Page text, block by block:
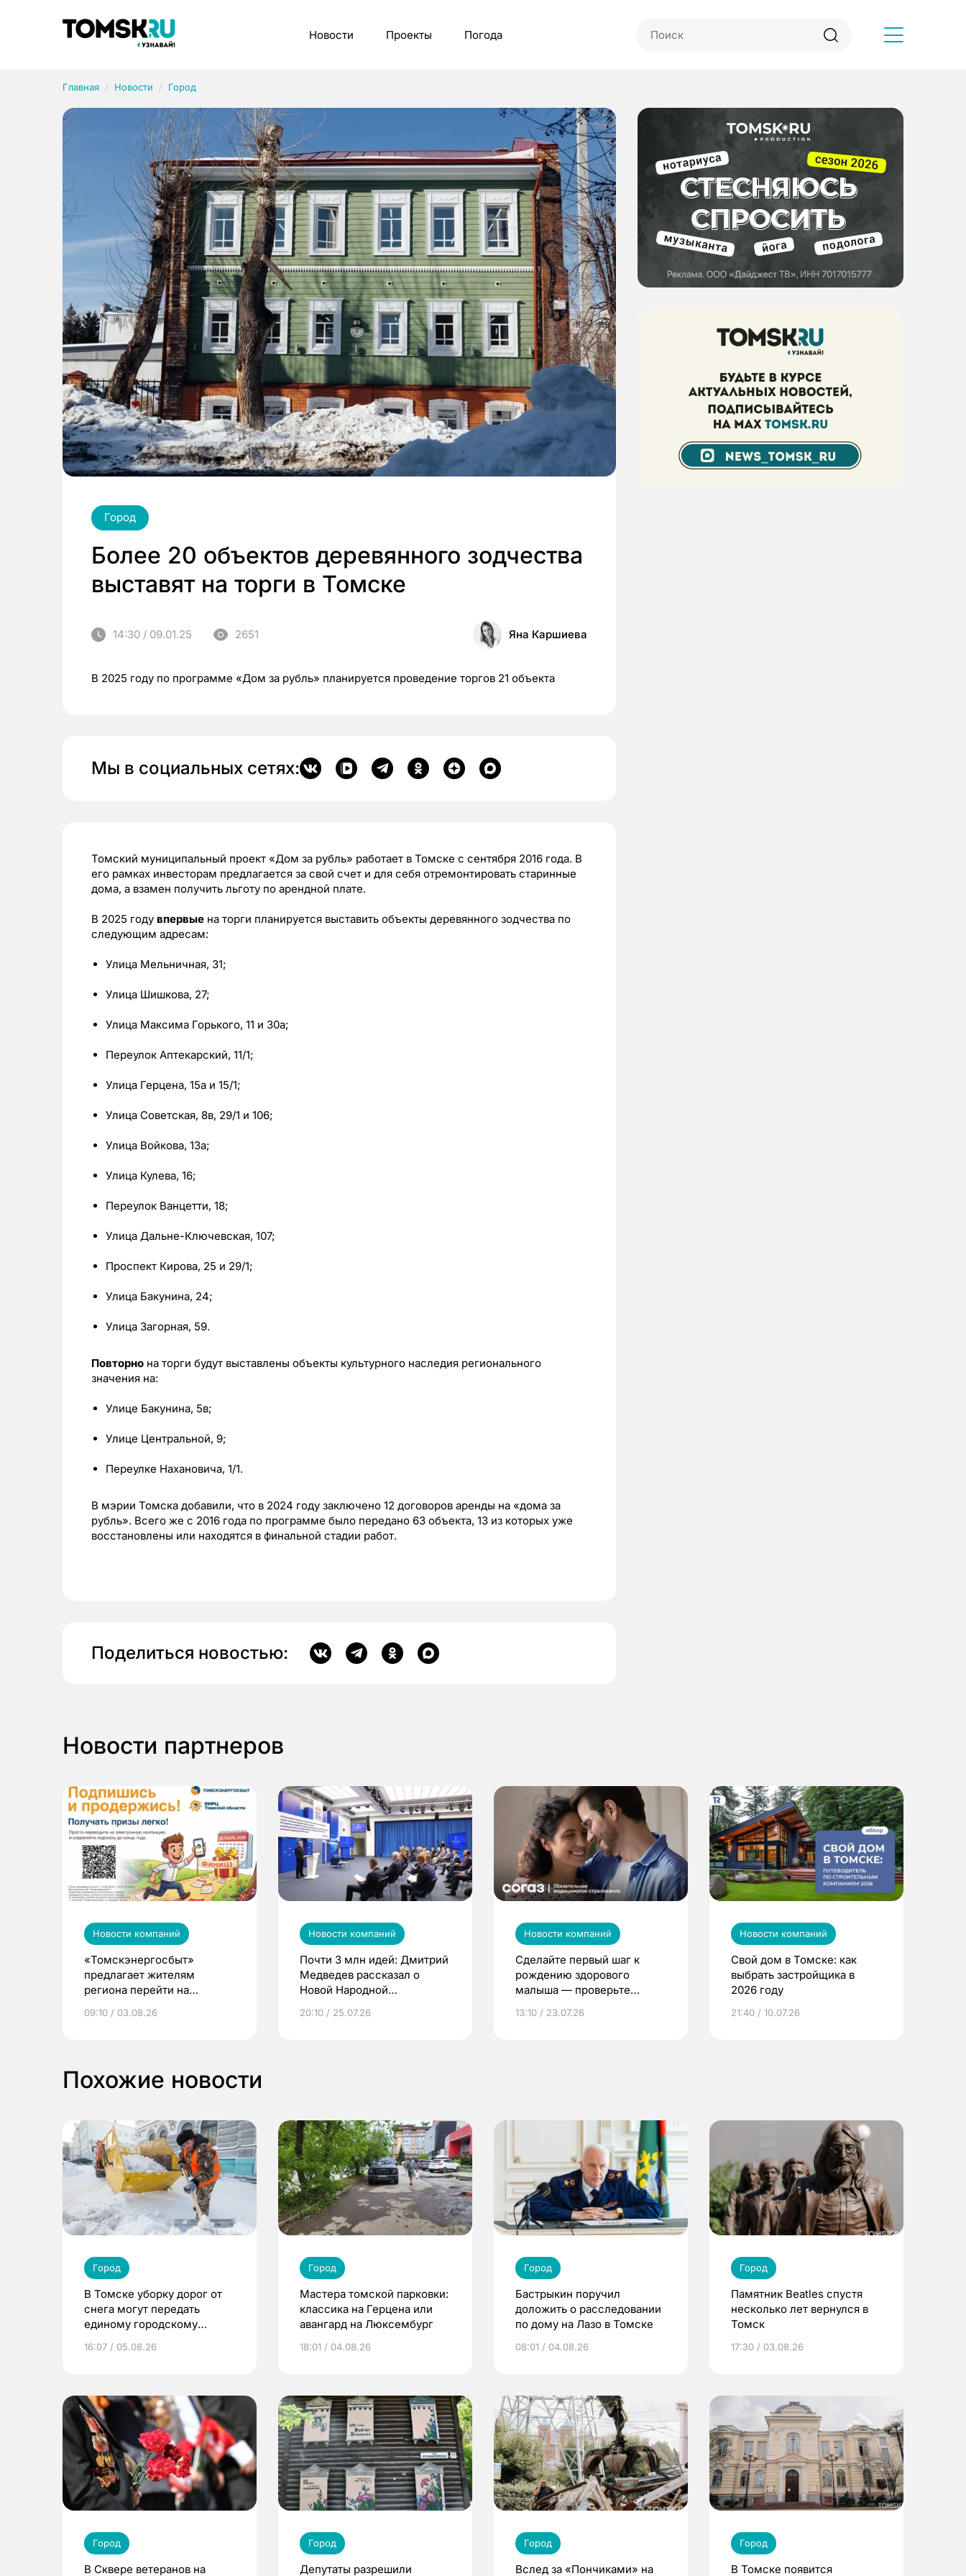
Новости Проекты Погода
Главная Новости Город
Город
Более 20 объектов деревянного зодчества
выставят на торги в Томске
14:30 / 09.01.25 2651 Яна Каршиева
В 2025 году по программе «Дом за рубль» планируется проведение торгов 21 объекта
Мы в социальных сетях:
Томский муниципальный проект «Дом за рубль» работает в Томске с сентября 2016 года. В
его рамках инвесторам предлагается за свой счет и для себя отремонтировать старинные
дома, а взамен получить льготу по арендной плате.
В 2025 году впервые на торги планируется выставить объекты деревянного зодчества по
следующим адресам:
Улица Мельничная, 31;
Улица Шишкова, 27;
Улица Максима Горького, 11 и 30а;
Переулок Аптекарский, 11/1;
Улица Герцена, 15а и 15/1;
Улица Советская, 8в, 29/1 и 106;
Улица Войкова, 13а;
Улица Кулева, 16;
Переулок Ванцетти, 18;
Улица Дальне-Ключевская, 107;
Проспект Кирова, 25 и 29/1;
Улица Бакунина, 24;
Улица Загорная, 59.
Повторно на торги будут выставлены объекты культурного наследия регионального
значения на:
Улице Бакунина, 5в;
Улице Центральной, 9;
Переулке Нахановича, 1/1.
В мэрии Томска добавили, что в 2024 году заключено 12 договоров аренды на «дома за
рубль». Всего же с 2016 года по программе было передано 63 объекта, 13 из которых уже
восстановлены или находятся в финальной стадии работ.
Поделиться новостью:
Новости партнеров
Новости компаний
«Томскэнергосбыт»
предлагает жителям
региона перейти на
выиграть призы
09:10 / 03.08.26
Новости компаний
Почти 3 млн идей: Дмитрий
Медведев рассказал о
Новой Народной
20:10 / 25.07.26
Новости компаний
Сделайте первый шаг к
рождению здорового
малыша — проверьте
по ОМС!
13:10 / 23.07.26
Новости компаний
Свой дом в Томске: как
выбрать застройщика в
2026 году
21:40 / 10.07.26
Похожие новости
Город
В Томске уборку дорог от
снега могут передать
единому городскому
16:07 / 05.08.26
Город
Мастера томской парковки:
классика на Герцена или
авангард на Люксембург
18:01 / 04.08.26
Город
Бастрыкин поручил
доложить о расследовании
по дому на Лазо в Томске
08:01 / 04.08.26
Город
Памятник Beatles спустя
несколько лет вернулся в
Томск
17:30 / 03.08.26
Город
В Сквере ветеранов на
Город
Депутаты разрешили
Город
Вслед за «Пончиками» на
Город
В Томске появится
Рубрики